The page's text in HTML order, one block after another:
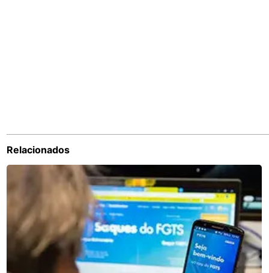
Relacionados